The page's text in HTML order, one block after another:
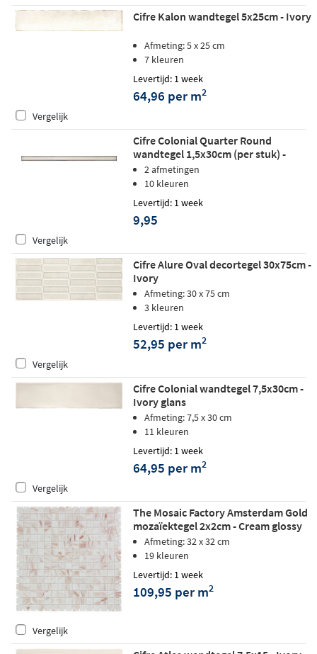
Cifre Kalon wandtegel 5x25cm - Ivory
Afmeting: 5 x 25 cm
7 kleuren
Levertijd: 1 week
64,96 per m2
Vergelijk
Cifre Colonial Quarter Round
wandtegel 1,5x30cm (per stuk) -
Ivory glans
2 afmetingen
10 kleuren
Levertijd: 1 week
9,95
Vergelijk
Cifre Alure Oval decortegel 30x75cm -
Ivory
Afmeting: 30 x 75 cm
3 kleuren
Levertijd: 1 week
52,95 per m2
Vergelijk
Cifre Colonial wandtegel 7,5x30cm -
Ivory glans
Afmeting: 7,5 x 30 cm
11 kleuren
Levertijd: 1 week
64,95 per m2
Vergelijk
The Mosaic Factory Amsterdam Gold
mozaïektegel 2x2cm - Cream glossy
Afmeting: 32 x 32 cm
19 kleuren
Levertijd: 1 week
109,95 per m2
Vergelijk